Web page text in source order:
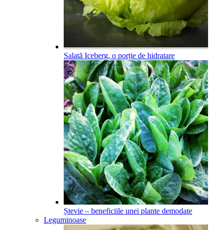
Salată Iceberg, o porție de hidratare
Ștevie – beneficiile unei plante demodate
Leguminoase